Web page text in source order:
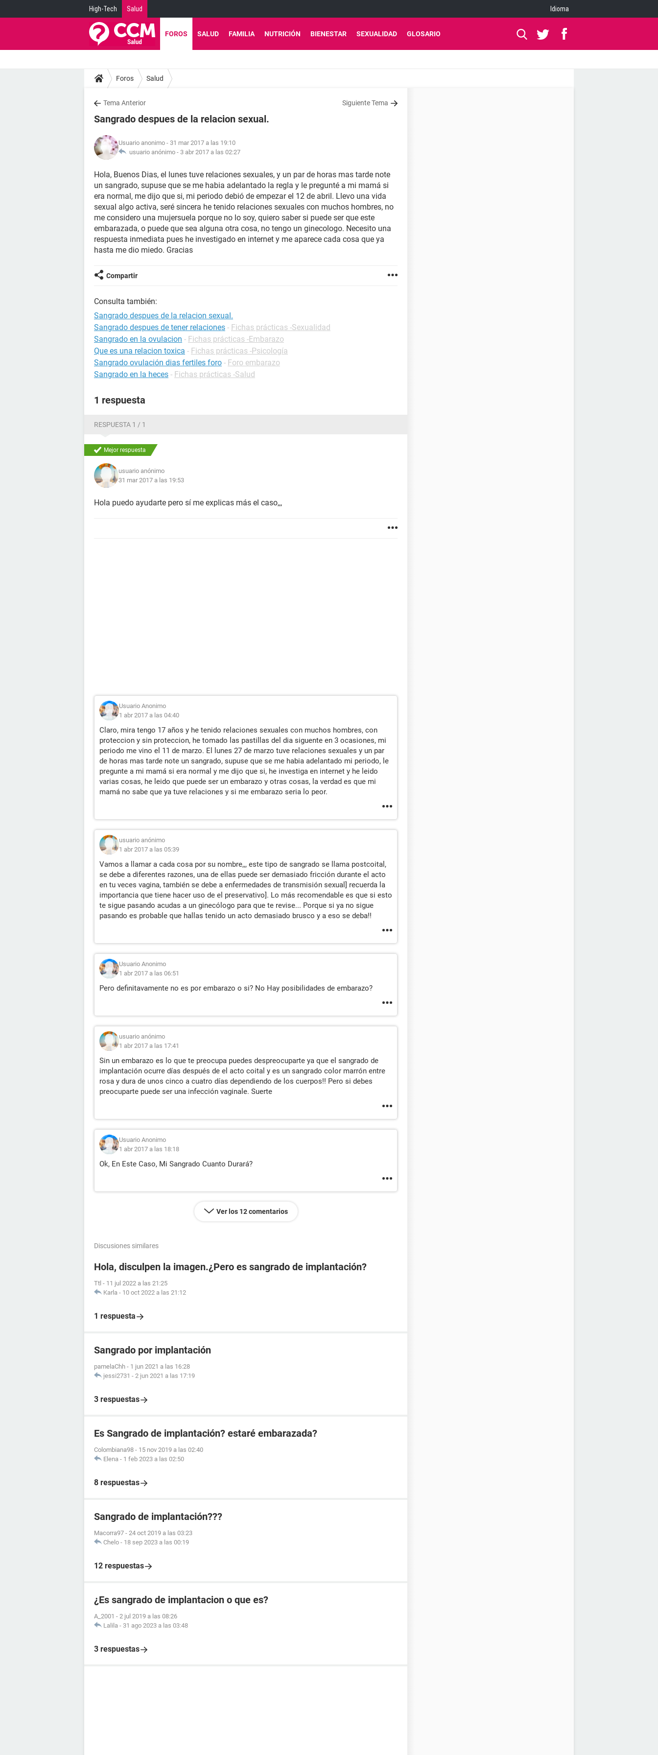
High-Tech Salud Idioma
FOROS SALUD FAMILIA NUTRICIÓN BIENESTAR SEXUALIDAD GLOSARIO
Foros Salud
Tema Anterior Siguiente Tema
Sangrado despues de la relacion sexual.
Usuario anonimo - 31 mar 2017 a las 19:10
usuario anónimo - 3 abr 2017 a las 02:27
Hola, Buenos Dias, el lunes tuve relaciones sexuales, y un par de horas mas tarde note
un sangrado, supuse que se me habia adelantado la regla y le pregunté a mi mamá si
era normal, me dijo que si, mi periodo debió de empezar el 12 de abril. Llevo una vida
sexual algo activa, seré sincera he tenido relaciones sexuales con muchos hombres, no
me considero una mujersuela porque no lo soy, quiero saber si puede ser que este
embarazada, o puede que sea alguna otra cosa, no tengo un ginecologo. Necesito una
respuesta inmediata pues he investigado en internet y me aparece cada cosa que ya
hasta me dio miedo. Gracias
Compartir
Consulta también:
Sangrado despues de la relacion sexual.
Sangrado despues de tener relaciones - Fichas prácticas -Sexualidad
Sangrado en la ovulacion - Fichas prácticas -Embarazo
Que es una relacion toxica - Fichas prácticas -Psicología
Sangrado ovulación dias fertiles foro - Foro embarazo
Sangrado en la heces - Fichas prácticas -Salud
1 respuesta
RESPUESTA 1 / 1
Mejor respuesta
usuario anónimo
31 mar 2017 a las 19:53
Hola puedo ayudarte pero sí me explicas más el caso,,,
Usuario Anonimo
1 abr 2017 a las 04:40
Claro, mira tengo 17 años y he tenido relaciones sexuales con muchos hombres, con
proteccion y sin proteccion, he tomado las pastillas del dia siguente en 3 ocasiones, mi
periodo me vino el 11 de marzo. El lunes 27 de marzo tuve relaciones sexuales y un par
de horas mas tarde note un sangrado, supuse que se me habia adelantado mi periodo, le
pregunte a mi mamá si era normal y me dijo que si, he investiga en internet y he leido
varias cosas, he leido que puede ser un embarazo y otras cosas, la verdad es que mi
mamá no sabe que ya tuve relaciones y si me embarazo seria lo peor.
usuario anónimo
1 abr 2017 a las 05:39
Vamos a llamar a cada cosa por su nombre,,, este tipo de sangrado se llama postcoital,
se debe a diferentes razones, una de ellas puede ser demasiado fricción durante el acto
en tu veces vagina, también se debe a enfermedades de transmisión sexual] recuerda la
importancia que tiene hacer uso de el preservativo]. Lo más recomendable es que si esto
te sigue pasando acudas a un ginecólogo para que te revise... Porque si ya no sigue
pasando es probable que hallas tenido un acto demasiado brusco y a eso se deba!!
Usuario Anonimo
1 abr 2017 a las 06:51
Pero definitavamente no es por embarazo o si? No Hay posibilidades de embarazo?
usuario anónimo
1 abr 2017 a las 17:41
Sin un embarazo es lo que te preocupa puedes despreocuparte ya que el sangrado de
implantación ocurre días después de el acto coital y es un sangrado color marrón entre
rosa y dura de unos cinco a cuatro días dependiendo de los cuerpos!! Pero si debes
preocuparte puede ser una infección vaginale. Suerte
Usuario Anonimo
1 abr 2017 a las 18:18
Ok, En Este Caso, Mi Sangrado Cuanto Durará?
Ver los 12 comentarios
Discusiones similares
Hola, disculpen la imagen.¿Pero es sangrado de implantación?
Ttl - 11 jul 2022 a las 21:25
Karla - 10 oct 2022 a las 21:12
1 respuesta
Sangrado por implantación
pamelaChh - 1 jun 2021 a las 16:28
jessi2731 - 2 jun 2021 a las 17:19
3 respuestas
Es Sangrado de implantación? estaré embarazada?
Colombiana98 - 15 nov 2019 a las 02:40
Elena - 1 feb 2023 a las 02:50
8 respuestas
Sangrado de implantación???
Macorra97 - 24 oct 2019 a las 03:23
Chelo - 18 sep 2023 a las 00:19
12 respuestas
¿Es sangrado de implantacion o que es?
A_2001 - 2 jul 2019 a las 08:26
Lalila - 31 ago 2023 a las 03:48
3 respuestas